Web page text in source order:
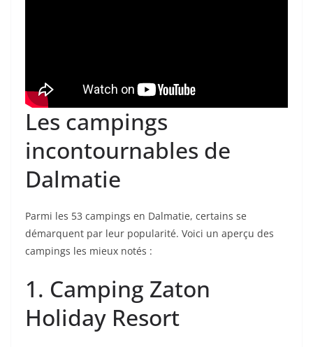
Les campings
incontournables de
Dalmatie
Parmi les 53 campings en Dalmatie, certains se
démarquent par leur popularité. Voici un aperçu des
campings les mieux notés :
1. Camping Zaton
Holiday Resort